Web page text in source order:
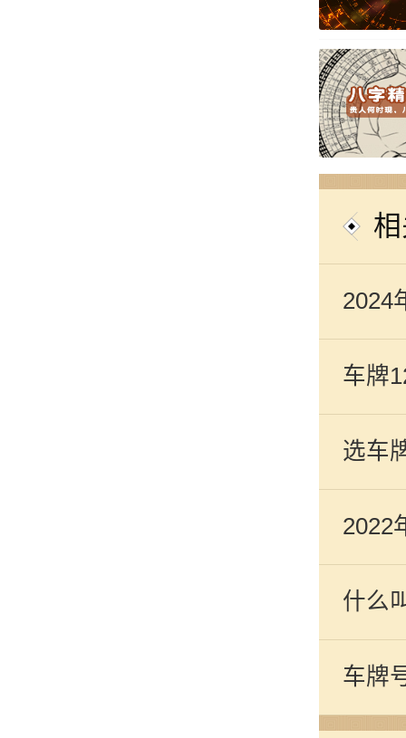
2024
车牌
号
选车
2022
什么
车牌